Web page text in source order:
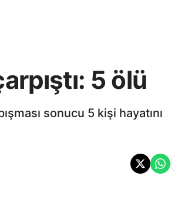
5 ölü
sonucu 5 kişi hayatını